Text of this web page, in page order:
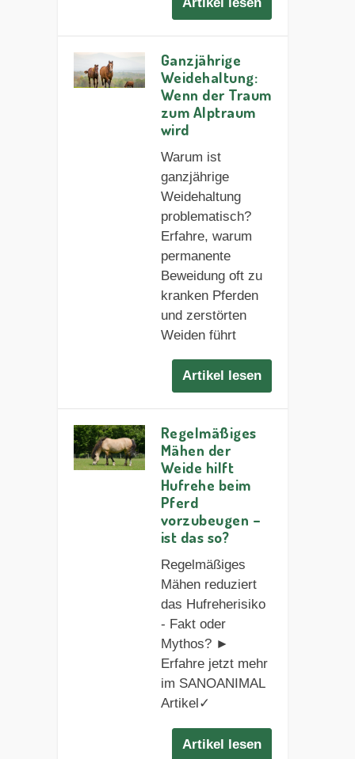
Ganzjährige
Weidehaltung:
Wenn der Traum
zum Alptraum
wird
Warum ist
ganzjährige
Weidehaltung
problematisch?
Erfahre, warum
permanente
Beweidung oft zu
kranken Pferden
und zerstörten
Weiden führt
Artikel lesen
Regelmäßiges
Mähen der
Weide hilft
Hufrehe beim
Pferd
vorzubeugen –
ist das so?
Regelmäßiges
Mähen reduziert
das Hufreherisiko
- Fakt oder
Mythos? ►
Erfahre jetzt mehr
im SANOANIMAL
Artikel✓
Artikel lesen